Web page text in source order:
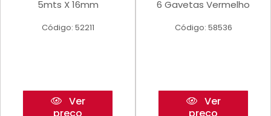
5mts X 16mm
Código: 52211
Ver
preço
6 Gavetas Vermelho
Código: 58536
Ver
preço